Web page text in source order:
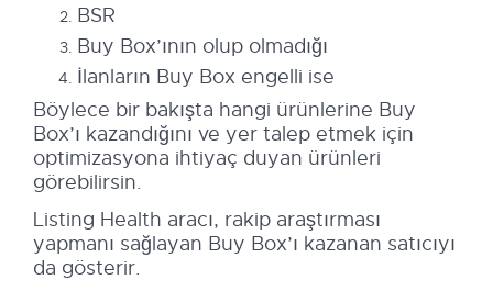
BSR
Buy Box’ının olup olmadığı
İlanların Buy Box engelli ise
Böylece bir bakışta hangi ürünlerine Buy
Box’ı kazandığını ve yer talep etmek için
optimizasyona ihtiyaç duyan ürünleri
görebilirsin.
Listing Health aracı, rakip araştırması
yapmanı sağlayan Buy Box’ı kazanan satıcıyı
da gösterir.